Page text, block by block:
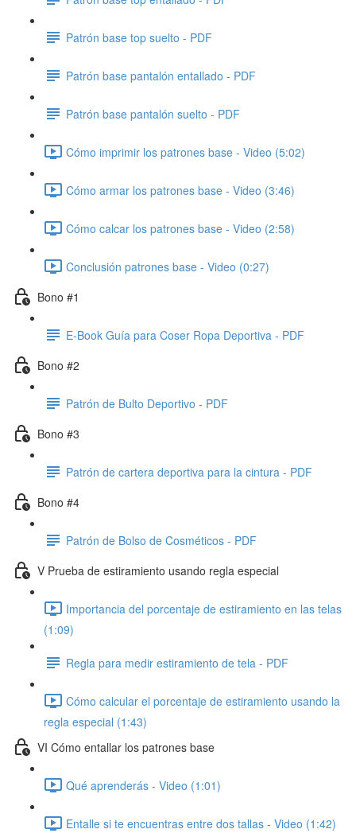
Patrón base top suelto - PDF
Patrón base pantalón entallado - PDF
Patrón base pantalón suelto - PDF
Cómo imprimir los patrones base - Video (5:02)
Cómo armar los patrones base - Video (3:46)
Cómo calcar los patrones base - Video (2:58)
Conclusión patrones base - Video (0:27)
Bono #1
E-Book Guía para Coser Ropa Deportiva - PDF
Bono #2
Patrón de Bulto Deportivo - PDF
Bono #3
Patrón de cartera deportiva para la cintura - PDF
Bono #4
Patrón de Bolso de Cosméticos - PDF
V Prueba de estiramiento usando regla especial
Importancia del porcentaje de estiramiento en las telas
(1:09)
Regla para medir estiramiento de tela - PDF
Cómo calcular el porcentaje de estiramiento usando la
regla especial (1:43)
VI Cómo entallar los patrones base
Qué aprenderás - Video (1:01)
Entalle si te encuentras entre dos tallas - Video (1:42)